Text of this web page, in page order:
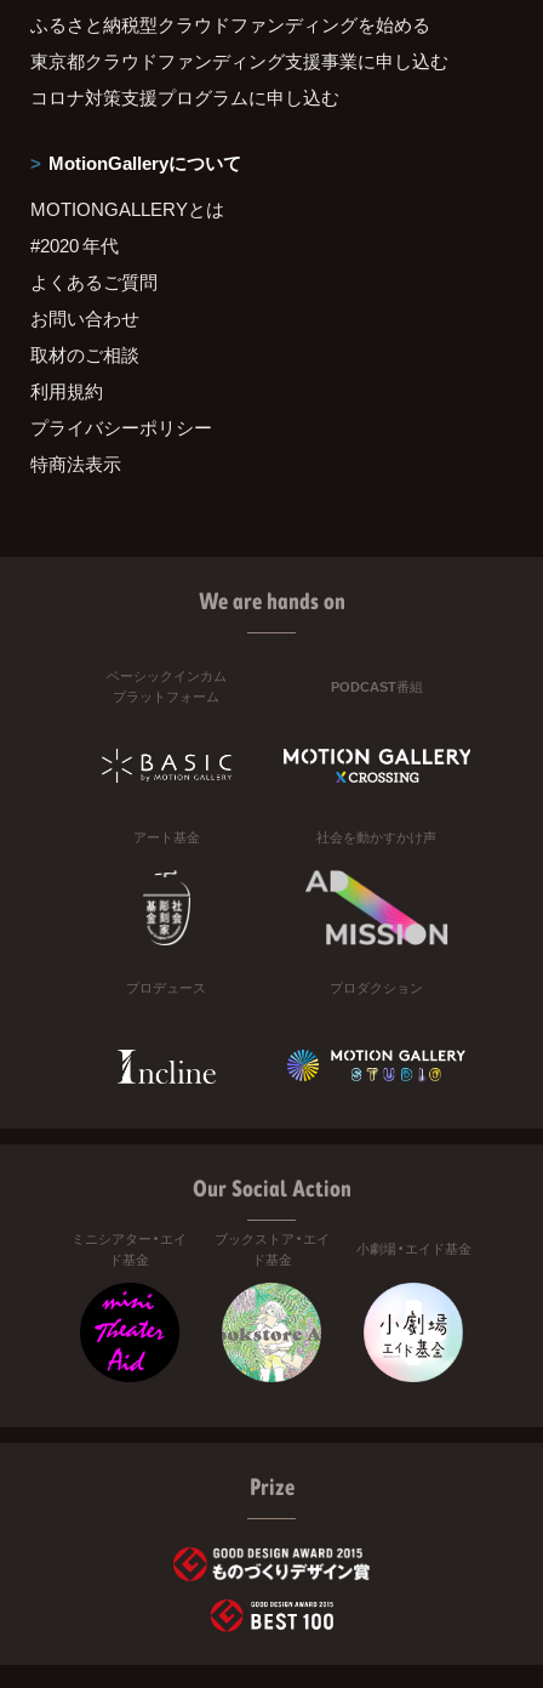
ふるさと納税型クラウドファンディングを始める
東京都クラウドファンディング支援事業に申し込む
コロナ対策支援プログラムに申し込む
MotionGalleryについて
MOTIONGALLERYとは
#2020 年代
よくあるご質問
お問い合わせ
取材のご相談
利用規約
プライバシーポリシー
特商法表示
We are hands on
ベーシックインカム
プラットフォーム
PODCAST番組
アート基金 社会を動かすかけ声
プロデュース プロダクション
Our Social Action
ミニシアター・エイ
ド基金
ブックストア・エイ
ド基金
小劇場・エイド基金
Prize